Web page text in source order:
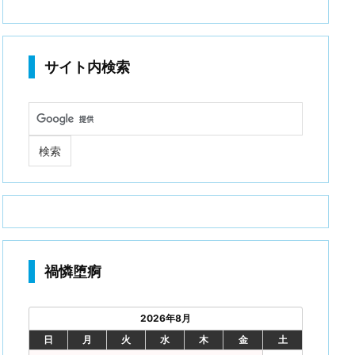
サイト内検索
禍憐堕痾
2026年8月
日
月 火 水 木 金
土